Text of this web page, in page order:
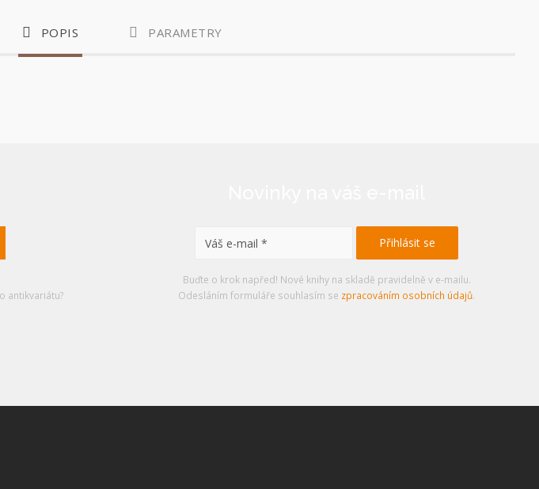
POPIS PARAMETRY
antikvariátu?
Buďte o krok napřed! Nové knihy na skladě pravidelně v e-mailu.
Odesláním formuláře souhlasím se zpracováním osobních údajů.